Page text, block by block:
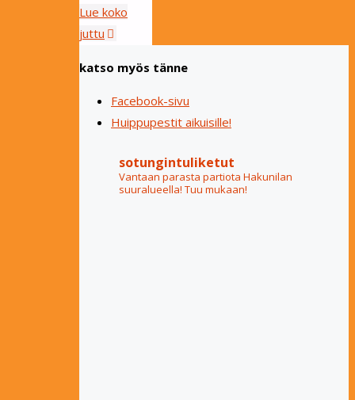
Lue koko
juttu "Kevätkausi
katso myös tänne
Facebook-sivu
Huippupestit aikuisille!
sotungintuliketut
Vantaan parasta partiota Hakunilan
suuralueella! Tuu mukaan!